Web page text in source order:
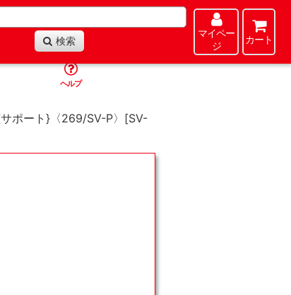
検索
マイペー
ジ
カート
ヘルプ
ポート}〈269/SV-P〉[SV-